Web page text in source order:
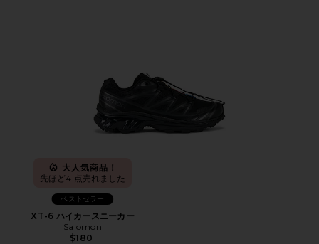
大人気商品！
先ほど41点売れました
ベストセラー
XT-6 ハイカースニーカー
Salomon
$180